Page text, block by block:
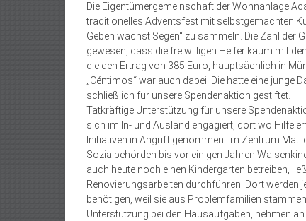
Die Eigentümergemeinschaft der Wohnanlage
traditionelles Adventsfest mit selbstgemachten
Geben wächst Segen“ zu sammeln. Die Zahl der
gewesen, dass die freiwilligen Helfer kaum mit
die den Ertrag von 385 Euro, hauptsächlich in
„Céntimos“ war auch dabei. Die hatte eine
schließlich für unsere Spendenaktion gestiftet.
Tatkräftige Unterstützung für unsere
sich im In- und Ausland engagiert, dort wo Hilfe
Initiativen in Angriff genommen. Im Zentrum
Sozialbehörden bis vor einigen Jahren
auch heute noch einen Kindergarten betreiben,
Renovierungsarbeiten durchführen. Dort werden
benötigen, weil sie aus Problemfamilien
Unterstützung bei den Hausaufgaben, nehmen